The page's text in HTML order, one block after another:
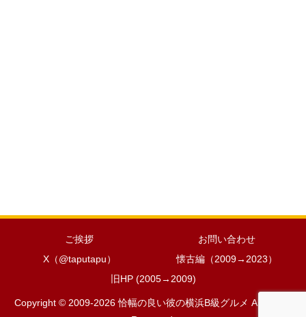
ご挨拶
お問い合わせ
X（@taputapu）
懐古編（2009→2023）
旧HP (2005→2009)
Copyright © 2009-2026 恰幅の良い彼の横浜B級グルメ All Rights